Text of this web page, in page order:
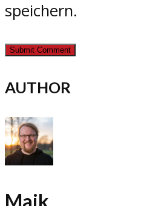
speichern.
AUTHOR
Maik